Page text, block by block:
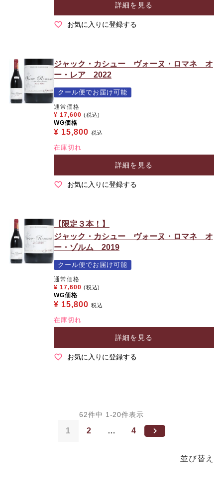
詳細を見る
お気に入りに登録する
ジャック・カシュー ヴォーヌ・ロマネ オ
ー・レア 2022
クール便でお届け可能
通常価格
¥ 17,600 (税込)
WG価格
¥ 15,800 税込
在庫切れ
詳細を見る
お気に入りに登録する
【限定３本！】
ジャック・カシュー ヴォーヌ・ロマネ オ
ー・ゾルム 2019
クール便でお届け可能
通常価格
¥ 17,600 (税込)
WG価格
¥ 15,800 税込
在庫切れ
詳細を見る
お気に入りに登録する
並び替え
62件中 1 -20件表示
1 2 … 4